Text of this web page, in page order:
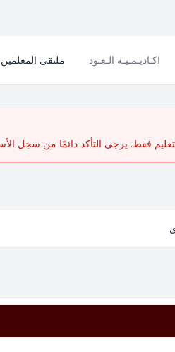
اكـاديـمـيـة الـعـود ملتقى المعلمين
فقط. يرجى التأكد دائمًا من سجل